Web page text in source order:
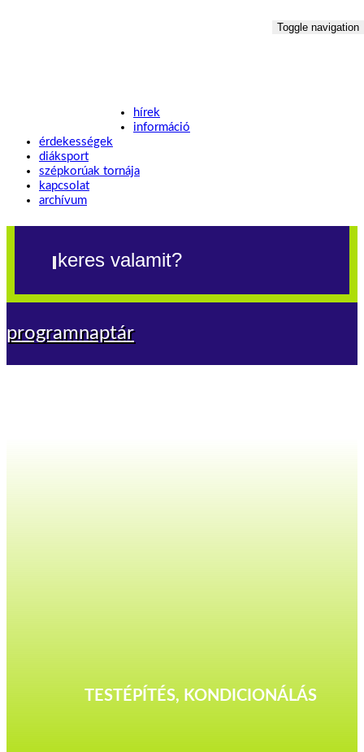
Toggle navigation
hírek
információ
érdekességek
diáksport
szépkorúak tornája
kapcsolat
archívum
programnaptár
TESTÉPÍTÉS, KONDICIONÁLÁS